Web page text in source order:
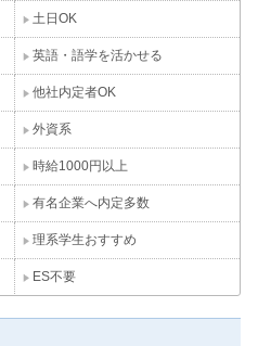
土日OK
英語・語学を活かせる
他社内定者OK
外資系
時給1000円以上
有名企業へ内定多数
理系学生おすすめ
ES不要